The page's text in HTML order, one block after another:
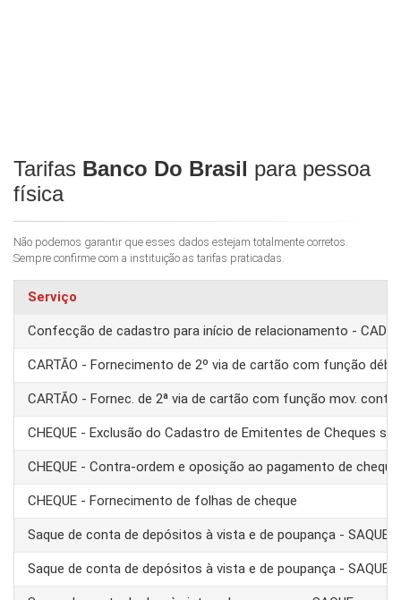
Tarifas Banco Do Brasil para pessoa
física
Não podemos garantir que esses dados estejam totalmente corretos.
Sempre confirme com a instituição as tarifas praticadas.
Serviço
Confecção de cadastro para início de relacionamento -
CARTÃO - Fornecimento de 2º via de cartão com função
CARTÃO - Fornec. de 2ª via de cartão com função mov. conta
CHEQUE - Exclusão do Cadastro de Emitentes de Cheques
CHEQUE - Contra-ordem e oposição ao pagamento de cheque
CHEQUE - Fornecimento de folhas de cheque
Saque de conta de depósitos à vista e de poupança - SAQUE
Saque de conta de depósitos à vista e de poupança - SAQUE